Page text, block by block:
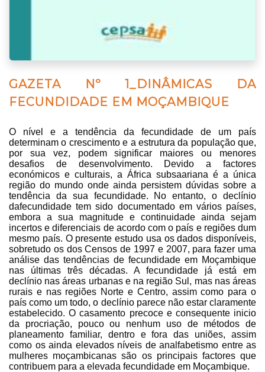
GAZETA Nº 1_DINÂMICAS DA
FECUNDIDADE EM MOÇAMBIQUE
O nível e a tendência da fecundidade de um país
determinam o crescimento e a estrutura da população que,
por sua vez, podem significar maiores ou menores
desafios de desenvolvimento. Devido a factores
económicos e culturais, a África subsaariana é a única
região do mundo onde ainda persistem dúvidas sobre a
tendência da sua fecundidade. No entanto, o declínio
dafecundidade tem sido documentado em vários países,
embora a sua magnitude e continuidade ainda sejam
incertos e diferenciais de acordo com o país e regiões dum
mesmo país. O presente estudo usa os dados disponíveis,
sobretudo os dos Censos de 1997 e 2007, para fazer uma
análise das tendências de fecundidade em Moçambique
nas últimas três décadas. A fecundidade já está em
declínio nas áreas urbanas e na região Sul, mas nas áreas
rurais e nas regiões Norte e Centro, assim como para o
país como um todo, o declínio parece não estar claramente
estabelecido. O casamento precoce e consequente inicio
da procriação, pouco ou nenhum uso de métodos de
planeamento familiar, dentro e fora das uniões, assim
como os ainda elevados níveis de analfabetismo entre as
mulheres moçambicanas são os principais factores que
contribuem para a elevada fecundidade em Moçambique.